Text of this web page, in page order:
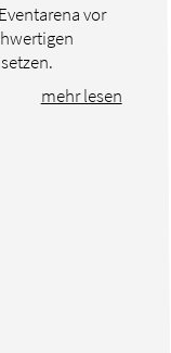
vor
mehr lesen